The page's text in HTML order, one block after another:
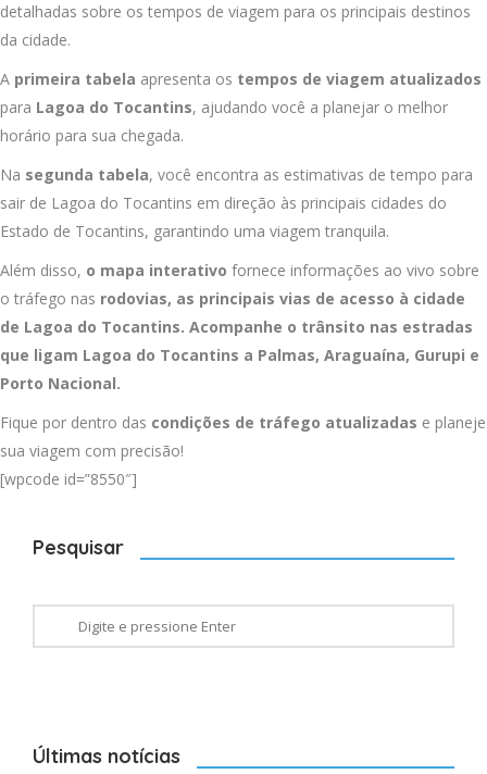
detalhadas sobre os tempos de viagem para os principais destinos
da cidade.
A primeira tabela apresenta os tempos de viagem atualizados
para Lagoa do Tocantins, ajudando você a planejar o melhor
horário para sua chegada.
Na segunda tabela, você encontra as estimativas de tempo para
sair de Lagoa do Tocantins em direção às principais cidades do
Estado de Tocantins, garantindo uma viagem tranquila.
Além disso, o mapa interativo fornece informações ao vivo sobre
o tráfego nas rodovias, as principais vias de acesso à cidade
de Lagoa do Tocantins. Acompanhe o trânsito nas estradas
que ligam Lagoa do Tocantins a Palmas, Araguaína, Gurupi e
Porto Nacional.
Fique por dentro das condições de tráfego atualizadas e planeje
sua viagem com precisão!
[wpcode id=”8550″]
Pesquisar
Últimas notícias